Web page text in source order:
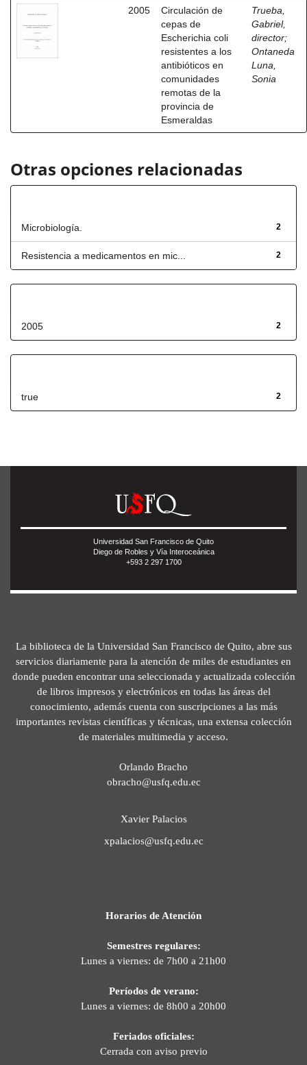
2005
Circulación de
cepas de
Escherichia coli
resistentes a los
antibióticos en
comunidades
remotas de la
provincia de
Esmeraldas
Trueba,
Gabriel,
director;
Ontaneda
Luna,
Sonia
Otras opciones relacionadas
2
Microbiología.
2
Resistencia a medicamentos en mic...
2
2005
2
true
Universidad San Francisco de Quito
Diego de Robles y Vía Interoceánica
+593 2 297 1700
La biblioteca de la Universidad San Francisco de Quito, abre sus
servicios diariamente para la atención de miles de estudiantes en
donde pueden encontrar una seleccionada y actualizada colección
de libros impresos y electrónicos en todas las áreas del
conocimiento, además cuenta con suscripciones a las más
importantes revistas científicas y técnicas, una extensa colección
de materiales multimedia y acceso.
Orlando Bracho
obracho@usfq.edu.ec
Xavier Palacios
xpalacios@usfq.edu.ec
Horarios de Atención
Semestres regulares:
Lunes a viernes: de 7h00 a 21h00
Períodos de verano:
Lunes a viernes: de 8h00 a 20h00
Feriados oficiales:
Cerrada con aviso previo